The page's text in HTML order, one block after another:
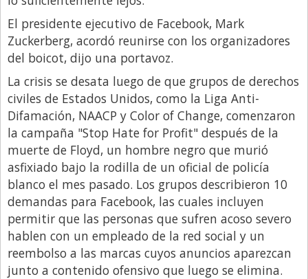
Tecnología
Tendencias
El presidente ejecutivo de Facebook, Mark
Zuckerberg, acordó reunirse con los organizadores
del boicot, dijo una portavoz.
La crisis se desata luego de que grupos de derechos
civiles de Estados Unidos, como la Liga Anti-
Difamación, NAACP y Color of Change, comenzaron
la campaña "Stop Hate for Profit" después de la
muerte de Floyd, un hombre negro que murió
asfixiado bajo la rodilla de un oficial de policía
blanco el mes pasado. Los grupos describieron 10
demandas para Facebook, las cuales incluyen
permitir que las personas que sufren acoso severo
hablen con un empleado de la red social y un
reembolso a las marcas cuyos anuncios aparezcan
junto a contenido ofensivo que luego se elimina.